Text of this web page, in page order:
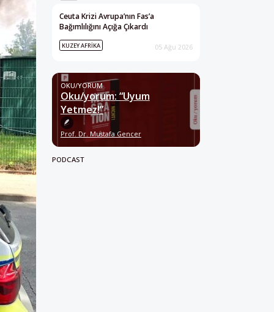
Ceuta Krizi Avrupa’nın Fas’a
Bağımlılığını Açığa Çıkardı
KUZEY AFRIKA 05 Ağu 2026
OKU/YORUM
Oku/yorum: “Uyum
Yetmez!”
Prof. Dr. Mustafa Gencer
PODCAST